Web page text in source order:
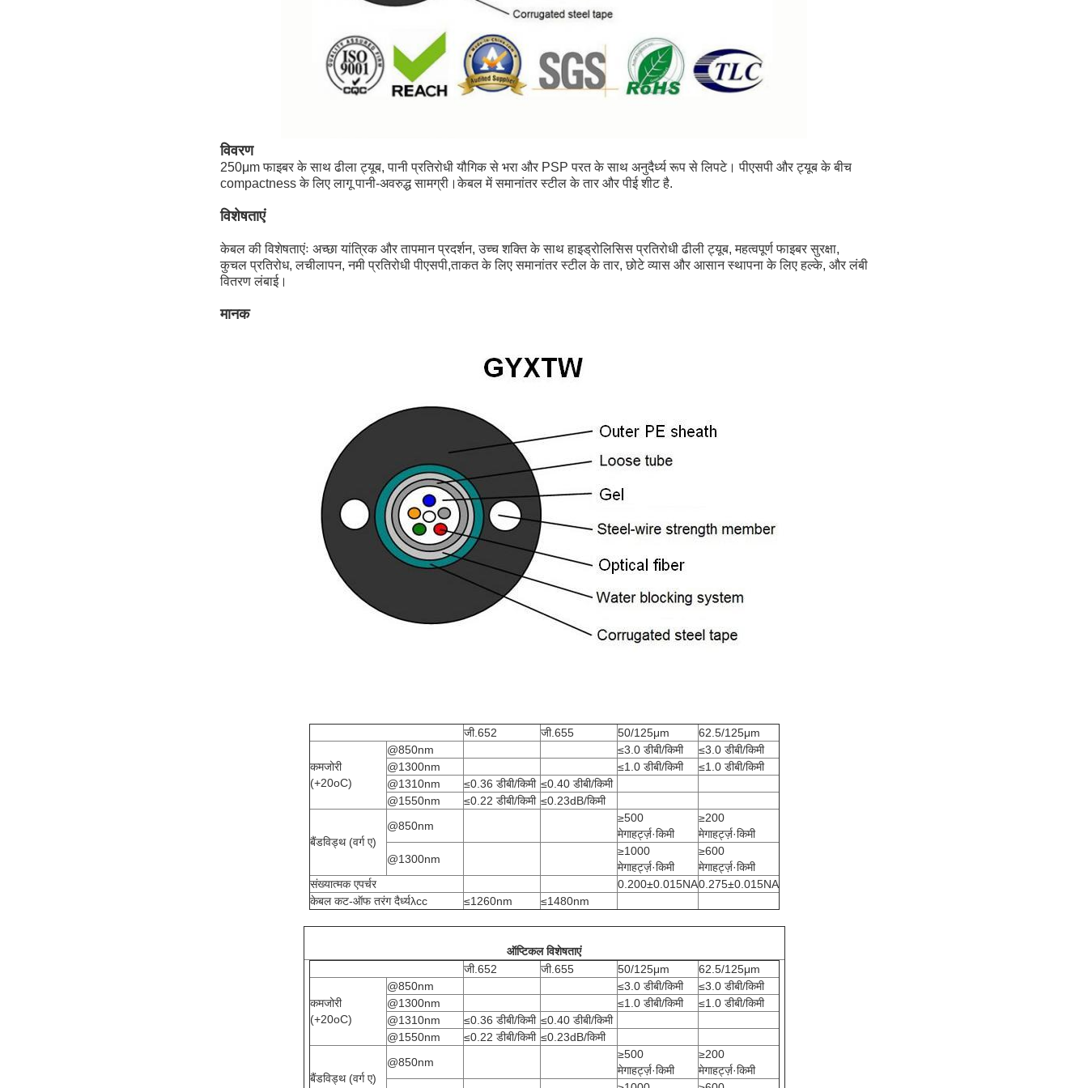
विवरण
250μm फाइबर के साथ ढीला ट्यूब, पानी प्रतिरोधी यौगिक से भरा और PSP परत के साथ अनुदैर्ध्य रूप से लिपटे। पीएसपी और ट्यूब के बीच
compactness के लिए लागू पानी-अवरुद्ध सामग्री।केबल में समानांतर स्टील के तार और पीई शीट है.
विशेषताएं
केबल की विशेषताएंः अच्छा यांत्रिक और तापमान प्रदर्शन, उच्च शक्ति के साथ हाइड्रोलिसिस प्रतिरोधी ढीली ट्यूब, महत्वपूर्ण फाइबर सुरक्षा,
कुचल प्रतिरोध, लचीलापन, नमी प्रतिरोधी पीएसपी,ताकत के लिए समानांतर स्टील के तार, छोटे व्यास और आसान स्थापना के लिए हल्के, और लंबी
वितरण लंबाई।
मानक
जी.652 जी.655 50/125μm 62.5/125μm
कमजोरी
(+20oC)
@850nm ≤3.0 डीबी/किमी
≤3.0 डीबी/किमी
@1300nm
≤1.0 डीबी/किमी
≤1.0 डीबी/किमी
@1310nm
≤0.36 डीबी/किमी ≤0.40 डीबी/किमी
@1550nm
≤0.22 डीबी/किमी ≤0.23dB/किमी
बैंडविड्थ (वर्ग ए)
@850nm
≥500
मेगाहर्ट्ज़·किमी
≥200
मेगाहर्ट्ज़·किमी
@1300nm
≥1000
मेगाहर्ट्ज़·किमी
≥600
मेगाहर्ट्ज़·किमी
संख्यात्मक एपर्चर
0.200±0.015NA0.275±0.015NA
केबल कट-ऑफ तरंग दैर्ध्यλcc
≤1260nm ≤1480nm
ऑप्टिकल विशेषताएं
जी.652
जी.655 50/125μm 62.5/125μm
कमजोरी
(+20oC)
@850nm ≤3.0 डीबी/किमी
≤3.0 डीबी/किमी
@1300nm
≤1.0 डीबी/किमी
≤1.0 डीबी/किमी
@1310nm
≤0.36 डीबी/किमी ≤0.40 डीबी/किमी
@1550nm
≤0.22 डीबी/किमी ≤0.23dB/किमी
बैंडविड्थ (वर्ग ए)
@850nm
≥500
मेगाहर्ट्ज़·किमी
≥200
मेगाहर्ट्ज़·किमी